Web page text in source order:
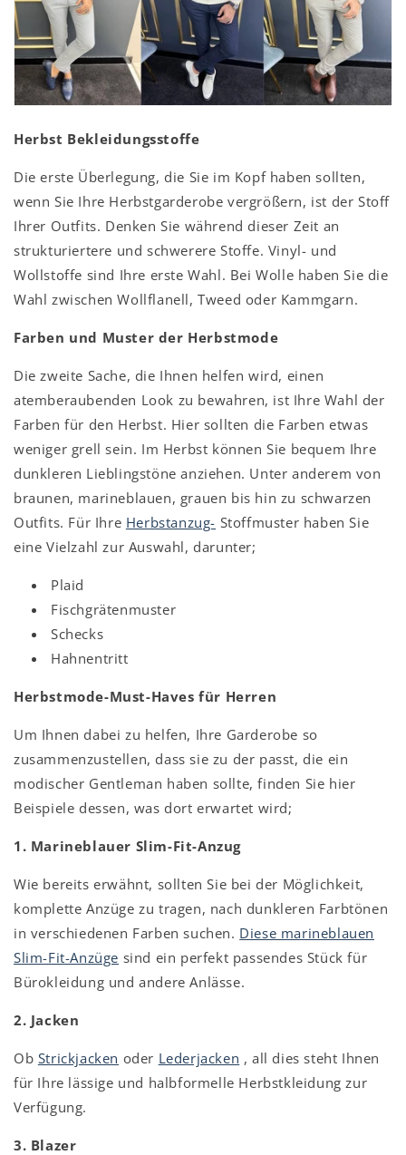
Herbst Bekleidungsstoffe
Die erste Überlegung, die Sie im Kopf haben sollten,
wenn Sie Ihre Herbstgarderobe vergrößern, ist der Stoff
Ihrer Outfits. Denken Sie während dieser Zeit an
strukturiertere und schwerere Stoffe. Vinyl- und
Wollstoffe sind Ihre erste Wahl. Bei Wolle haben Sie die
Wahl zwischen Wollflanell, Tweed oder Kammgarn.
Farben und Muster der Herbstmode
Die zweite Sache, die Ihnen helfen wird, einen
atemberaubenden Look zu bewahren, ist Ihre Wahl der
Farben für den Herbst. Hier sollten die Farben etwas
weniger grell sein. Im Herbst können Sie bequem Ihre
dunkleren Lieblingstöne anziehen. Unter anderem von
braunen, marineblauen, grauen bis hin zu schwarzen
Outfits. Für Ihre Herbstanzug- Stoffmuster haben Sie
eine Vielzahl zur Auswahl, darunter;
Plaid
Fischgrätenmuster
Schecks
Hahnentritt
Herbstmode-Must-Haves für Herren
Um Ihnen dabei zu helfen, Ihre Garderobe so
zusammenzustellen, dass sie zu der passt, die ein
modischer Gentleman haben sollte, finden Sie hier
Beispiele dessen, was dort erwartet wird;
1. Marineblauer Slim-Fit-Anzug
Wie bereits erwähnt, sollten Sie bei der Möglichkeit,
komplette Anzüge zu tragen, nach dunkleren Farbtönen
in verschiedenen Farben suchen. Diese marineblauen
Slim-Fit-Anzüge sind ein perfekt passendes Stück für
Bürokleidung und andere Anlässe.
2. Jacken
Ob Strickjacken oder Lederjacken , all dies steht Ihnen
für Ihre lässige und halbformelle Herbstkleidung zur
Verfügung.
3. Blazer